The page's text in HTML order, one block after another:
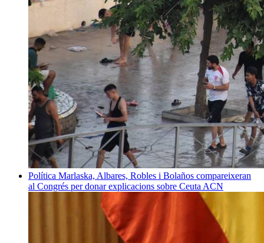
Política Marlaska, Albares, Robles i Bolaños compareixeran
al Congrés per donar explicacions sobre Ceuta ACN